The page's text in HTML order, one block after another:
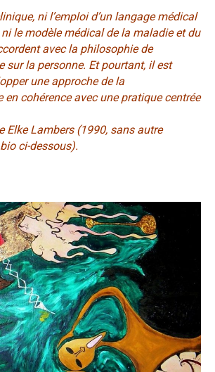
ni l’emploi d’un langage médical
le modèle médical de la maladie et du
avec la philosophie de
sur la personne. Et pourtant, il est
une approche de la
cohérence avec une pratique centrée
Elke Lambers (1990, sans autre
ci-dessous).